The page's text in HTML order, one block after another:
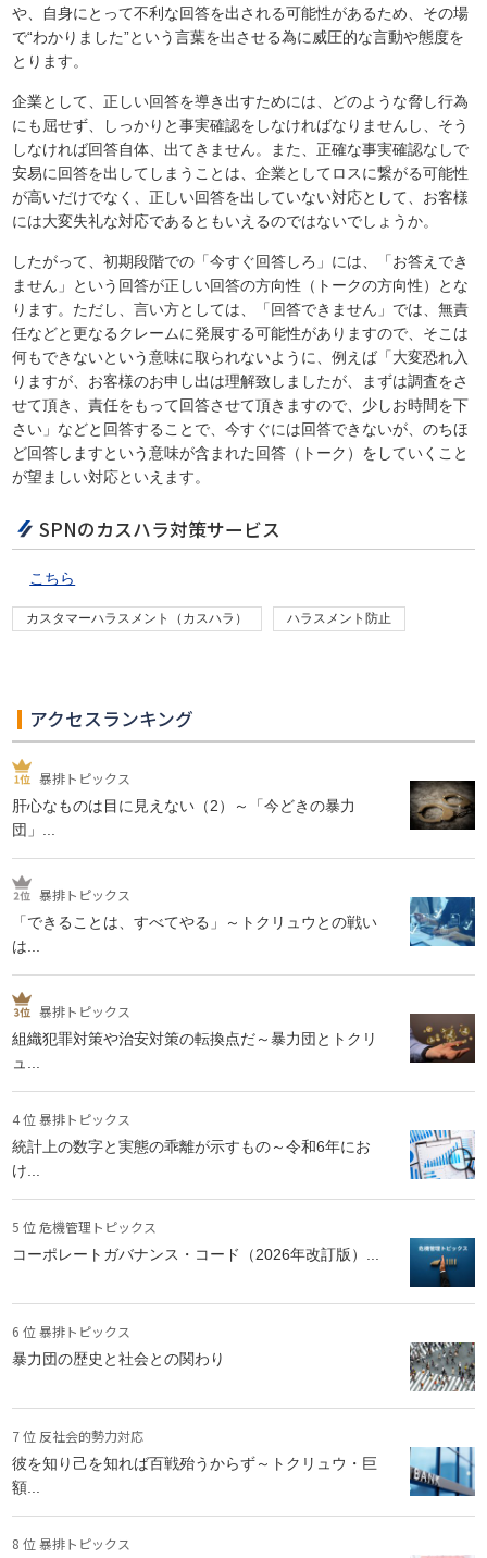
や、自身にとって不利な回答を出される可能性があるため、その場
で“わかりました”という言葉を出させる為に威圧的な言動や態度を
とります。
企業として、正しい回答を導き出すためには、どのような脅し行為
にも屈せず、しっかりと事実確認をしなければなりませんし、そう
しなければ回答自体、出てきません。また、正確な事実確認なしで
安易に回答を出してしまうことは、企業としてロスに繋がる可能性
が高いだけでなく、正しい回答を出していない対応として、お客様
には大変失礼な対応であるともいえるのではないでしょうか。
したがって、初期段階での「今すぐ回答しろ」には、「お答えでき
ません」という回答が正しい回答の方向性（トークの方向性）とな
ります。ただし、言い方としては、「回答できません」では、無責
任などと更なるクレームに発展する可能性がありますので、そこは
何もできないという意味に取られないように、例えば「大変恐れ入
りますが、お客様のお申し出は理解致しましたが、まずは調査をさ
せて頂き、責任をもって回答させて頂きますので、少しお時間を下
さい」などと回答することで、今すぐには回答できないが、のちほ
ど回答しますという意味が含まれた回答（トーク）をしていくこと
が望ましい対応といえます。
SPNのカスハラ対策サービス
こちら
カスタマーハラスメント（カスハラ） ハラスメント防止
アクセスランキング
暴排トピックス
肝心なものは目に見えない（2）～「今どきの暴力
団」...
暴排トピックス
「できることは、すべてやる」～トクリュウとの戦い
は...
暴排トピックス
組織犯罪対策や治安対策の転換点だ～暴力団とトクリ
ュ...
4 位 暴排トピックス
統計上の数字と実態の乖離が示すもの～令和6年にお
け...
5 位 危機管理トピックス
コーポレートガバナンス・コード（2026年改訂版）...
6 位 暴排トピックス
暴力団の歴史と社会との関わり
7 位 反社会的勢力対応
彼を知り己を知れば百戦殆うからず～トクリュウ・巨
額...
8 位 暴排トピックス